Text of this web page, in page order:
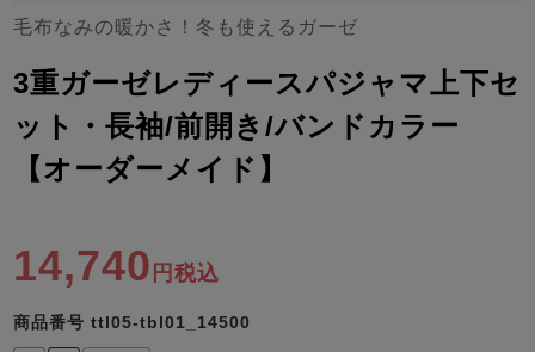
売れ筋ランキング
- Item Ranking -
すべての季節のパジャマ一覧はこちら
き
り
毛布なみの暖かさ！冬も使えるガーゼ
3重ガーゼレディースパジャマ上下セ
ット・長袖/前開き/バンドカラー
【オーダーメイド】
14,740 税込
商品番号 ttl05-tbl01_14500